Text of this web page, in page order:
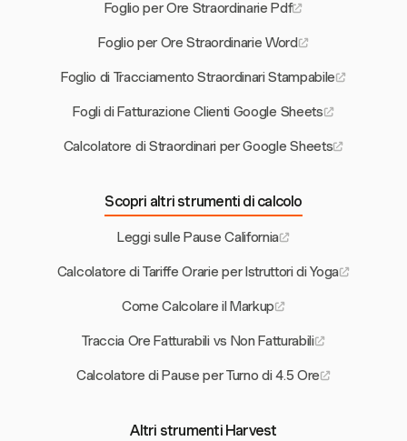
Foglio per Ore Straordinarie Pdf
Foglio per Ore Straordinarie Word
Foglio di Tracciamento Straordinari Stampabile
Fogli di Fatturazione Clienti Google Sheets
Calcolatore di Straordinari per Google Sheets
Scopri altri strumenti di calcolo
Leggi sulle Pause California
Calcolatore di Tariffe Orarie per Istruttori di Yoga
Come Calcolare il Markup
Traccia Ore Fatturabili vs Non Fatturabili
Calcolatore di Pause per Turno di 4.5 Ore
Altri strumenti Harvest